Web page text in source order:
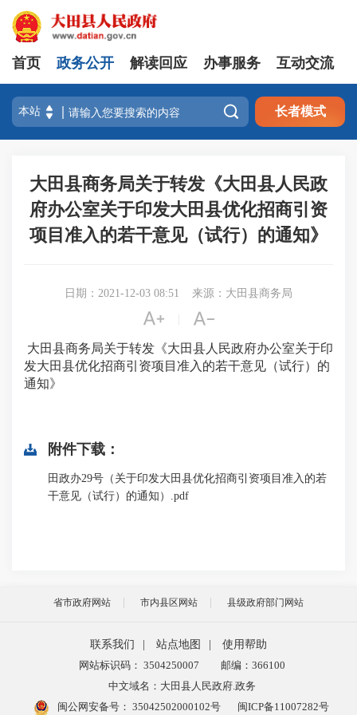
首页 政务公开 解读回应 办事服务 互动交流
 长者模式
大田县商务局关于转发《大田县人民政
府办公室关于印发大田县优化招商引资
项目准入的若干意见（试行）的通知》
日期：2021-12-03 08:51 来源：大田县商务局
 
大田县商务局关于转发《大田县人民政府办公室关于印
发大田县优化招商引资项目准入的若干意见（试行）的
通知》
附件下载：
田政办29号（关于印发大田县优化招商引资项目准入的若
干意见（试行）的通知）.pdf
省市政府网站 市内县区网站 县级政府部门网站
联系我们 站点地图
使用帮助
网站标识码： 3504250007
邮编：366100
中文域名：大田县人民政府.政务
闽公网安备号： 35042502000102号 闽ICP备11007282号